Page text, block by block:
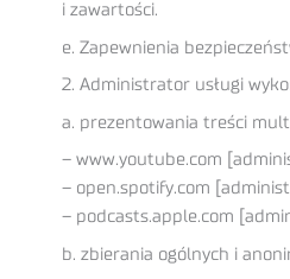
i zawartości.
e. Zapewnienia
2. Administrator usługi
a. prezentowania treści
– www.youtube.com
– open.spotify.com
– podcasts.apple.com
b. zbierania ogólnych i